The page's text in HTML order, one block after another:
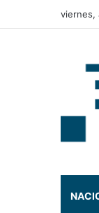
viernes,